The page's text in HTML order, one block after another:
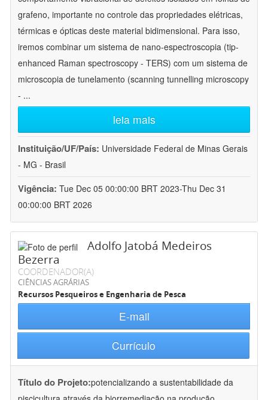
grafeno, importante no controle das propriedades elétricas,
térmicas e ópticas deste material bidimensional. Para isso,
iremos combinar um sistema de nano-espectroscopia (tip-
enhanced Raman spectroscopy - TERS) com um sistema de
microscopia de tunelamento (scanning tunnelling microscopy
- ...
leia mais
Instituição/UF/País: Universidade Federal de Minas Gerais
- MG - Brasil
Vigência: Tue Dec 05 00:00:00 BRT 2023-Thu Dec 31
00:00:00 BRT 2026
Adolfo Jatobá Medeiros
Bezerra
COORDENADOR(A)
CIÊNCIAS AGRÁRIAS
Recursos Pesqueiros e Engenharia de Pesca
E-mail
Currículo
Título do Projeto:potencializando a sustentabilidade da